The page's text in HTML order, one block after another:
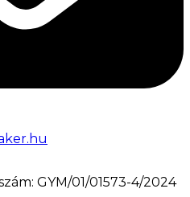
GYM/01/01573-4/2024